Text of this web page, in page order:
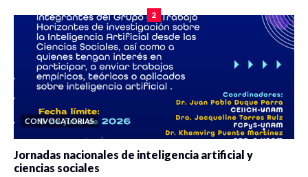
2
CONVOCATORIAS
Jornadas nacionales de inteligencia artificial y
ciencias sociales